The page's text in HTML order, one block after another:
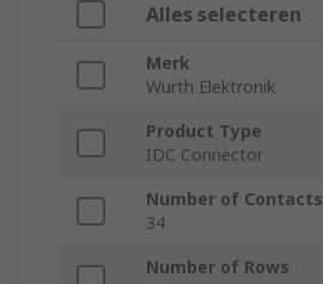
Alles selecteren
Merk
Wurth Elektronik
Product Type
IDC Connector
Number of Contacts
34
Number of Rows